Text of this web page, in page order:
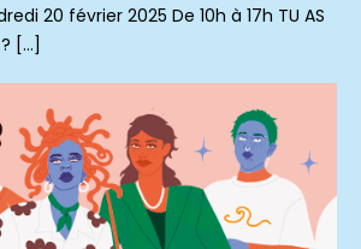
20 février 2025 De 10h à 17h TU AS
? […]